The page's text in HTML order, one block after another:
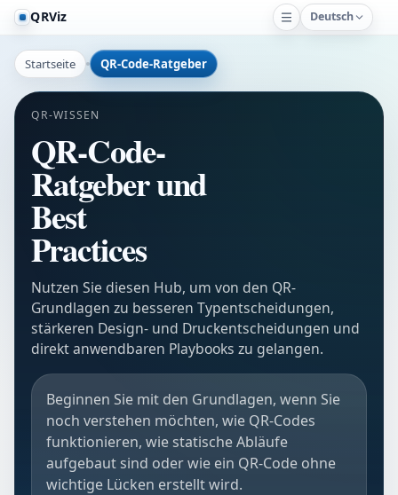
QRViz Deutsch
Startseite QR-Code-Ratgeber
QR-WISSEN
QR-Code-
Ratgeber und
Best
Practices
Nutzen Sie diesen Hub, um von den QR-
Grundlagen zu besseren Typentscheidungen,
stärkeren Design- und Druckentscheidungen und
direkt anwendbaren Playbooks zu gelangen.
Beginnen Sie mit den Grundlagen, wenn Sie
noch verstehen möchten, wie QR-Codes
funktionieren, wie statische Abläufe
aufgebaut sind oder wie ein QR-Code ohne
wichtige Lücken erstellt wird.